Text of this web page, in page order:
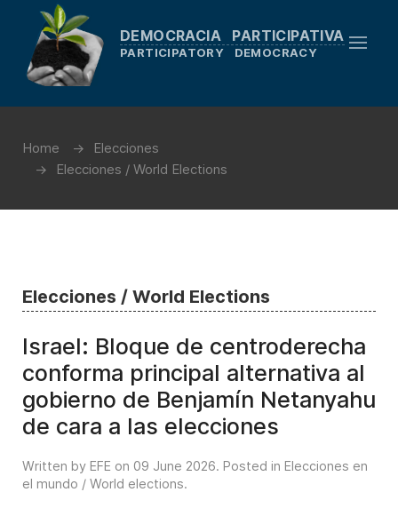
DEMOCRACIA PARTICIPATIVA
PARTICIPATORY DEMOCRACY
Home
Elecciones
Elecciones / World Elections
Elecciones / World Elections
Israel: Bloque de centroderecha
conforma principal alternativa al
gobierno de Benjamín Netanyahu
de cara a las elecciones
Written by EFE on 09 June 2026. Posted in Elecciones en
el mundo / World elections.